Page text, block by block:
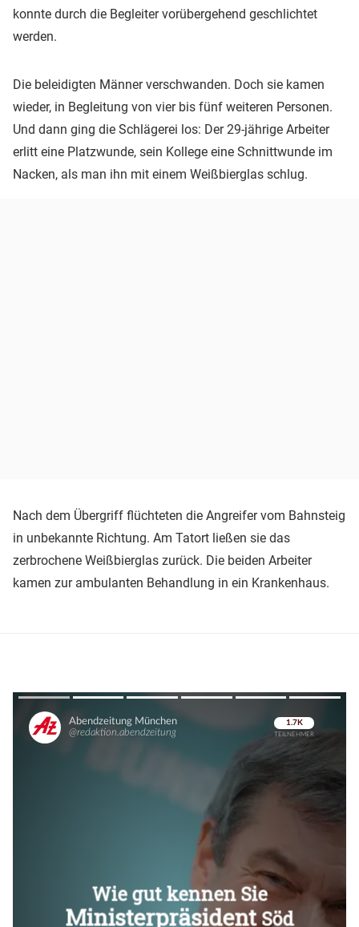
konnte durch die Begleiter vorübergehend geschlichtet
werden.
Die beleidigten Männer verschwanden. Doch sie kamen
wieder, in Begleitung von vier bis fünf weiteren Personen.
Und dann ging die Schlägerei los: Der 29-jährige Arbeiter
erlitt eine Platzwunde, sein Kollege eine Schnittwunde im
Nacken, als man ihn mit einem Weißbierglas schlug.
Nach dem Übergriff flüchteten die Angreifer vom Bahnsteig
in unbekannte Richtung. Am Tatort ließen sie das
zerbrochene Weißbierglas zurück. Die beiden Arbeiter
kamen zur ambulanten Behandlung in ein Krankenhaus.
Überspringen
Überspringen